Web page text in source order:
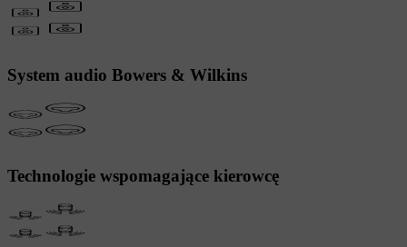
System audio Bowers & Wilkins
Technologie wspomagające kierowcę